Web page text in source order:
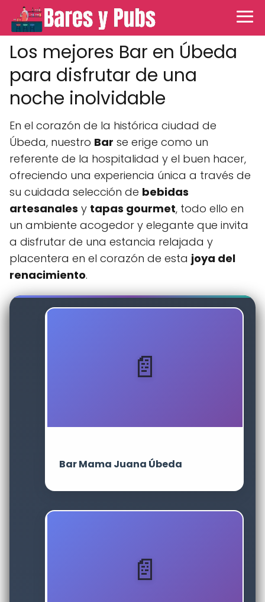
Los mejores Bar en Úbeda
para disfrutar de una
noche inolvidable
En el corazón de la histórica ciudad de
Úbeda, nuestro Bar se erige como un
referente de la hospitalidad y el buen hacer,
ofreciendo una experiencia única a través de
su cuidada selección de bebidas
artesanales y tapas gourmet, todo ello en
un ambiente acogedor y elegante que invita
a disfrutar de una estancia relajada y
placentera en el corazón de esta joya del
renacimiento.
Bar Mama Juana Úbeda